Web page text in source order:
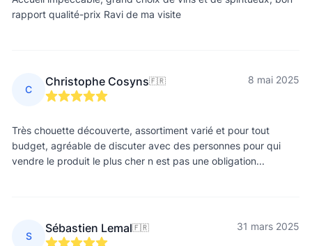
rapport qualité-prix Ravi de ma visite
C
Christophe Cosyns🇫🇷 8 mai 2025
Très chouette découverte, assortiment varié et pour tout
budget, agréable de discuter avec des personnes pour qui
vendre le produit le plus cher n est pas une obligation...
S
Sébastien Lemal🇫🇷 31 mars 2025